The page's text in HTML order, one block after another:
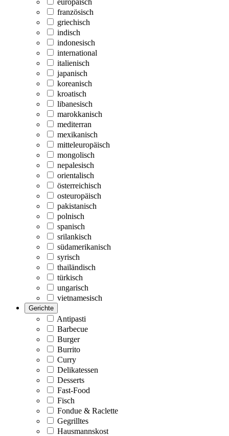
französisch
griechisch
indisch
indonesisch
international
italienisch
japanisch
koreanisch
kroatisch
libanesisch
marokkanisch
mediterran
mexikanisch
mitteleuropäisch
mongolisch
nepalesisch
orientalisch
österreichisch
osteuropäisch
pakistanisch
polnisch
spanisch
srilankisch
südamerikanisch
syrisch
thailändisch
türkisch
ungarisch
vietnamesisch
Gerichte
Antipasti
Barbecue
Burger
Burrito
Curry
Delikatessen
Desserts
Fast-Food
Fisch
Fondue & Raclette
Gegrilltes
Hausmannskost